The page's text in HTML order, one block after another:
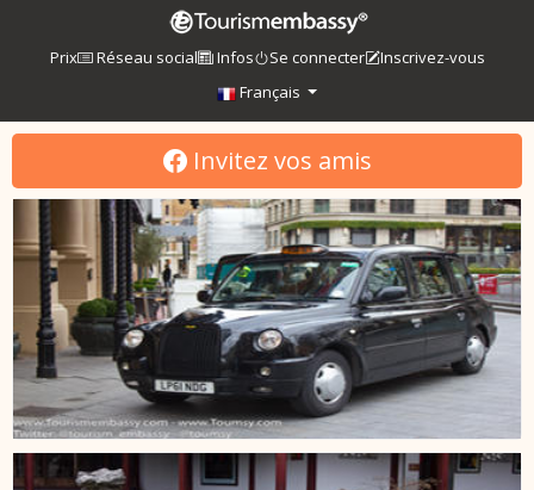
Prix Réseau social Infos Se connecter
Inscrivez-vous
Français
Invitez vos amis